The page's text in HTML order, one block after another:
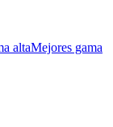
altaMejores gama